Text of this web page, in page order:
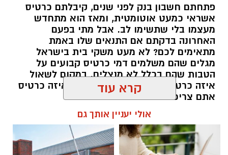
פתחתם חשבון בנק לפני שנים, קיבלתם כרטיס
אשראי כמעט אוטומטית, ומאז הוא מתחדש
מעצמו בלי שתשימו לב. אבל מתי בפעם
האחרונה בדקתם אם התנאים שלו באמת
מתאימים לכם? לא מעט משקי בית בישראל
מגלים שהם משלמים דמי כרטיס קבועים על
הטבות שהם בכלל לא מנצלים. במקום לשאול
איזה כרטיס נתנו לכם, שווה לשאול איזה כרטיס
אתם צריכים.
קרא עוד
אולי יעניין אותך גם